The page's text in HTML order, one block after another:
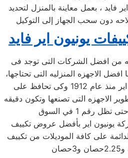
فايد ، بعمل معاينة بالمنزل لتحديد
دون سحب الجهاز إلى التوكيل
يونيون اير فايد
من افضل الشركات التى توجد فى
الاجهزه المنزليه التى تحتاجها،
تأسست شركة يونيون اير منذ عام 1912 وكى تحافظ على
الاجهزه التى تصنعها وتكون دقيقه
يونيون اير بأفضل عروض تكييف
على كافة الموديلات من تكييف